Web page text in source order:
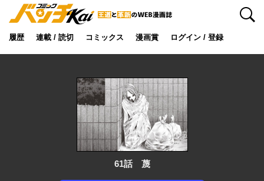
履歴 連載 / 読切 コミックス 漫画賞 ログイン / 登録
検索
61話 蔑